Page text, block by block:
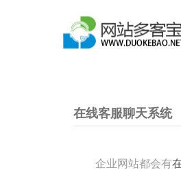
在线客服聊天系统
企业网站都会有